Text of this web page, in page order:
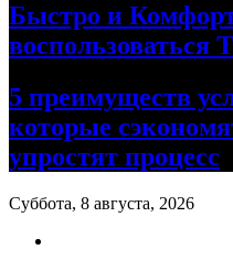
Быстро и
воспользоваться
5 преимуществ
которые
упростят процесс
Суббота, 8 августа, 2026